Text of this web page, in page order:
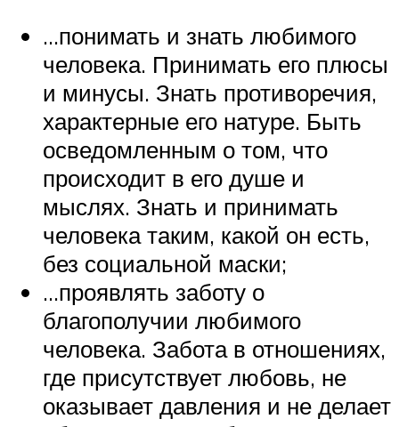
…понимать и знать любимого
человека. Принимать его плюсы
и минусы. Знать противоречия,
характерные его натуре. Быть
осведомленным о том, что
происходит в его душе и
мыслях. Знать и принимать
человека таким, какой он есть,
без социальной маски;
…проявлять заботу о
благополучии любимого
человека. Забота в отношениях,
где присутствует любовь, не
оказывает давления и не делает